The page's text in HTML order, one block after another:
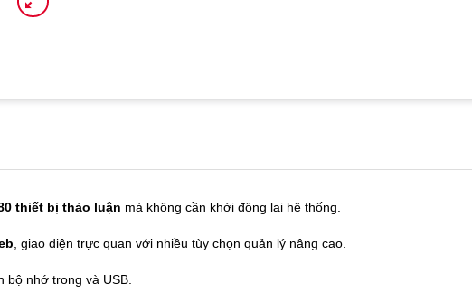
thiết bị thảo luận mà không cần khởi động lại hệ thống.
, giao diện trực quan với nhiều tùy chọn quản lý nâng cao.
bộ nhớ trong và USB.